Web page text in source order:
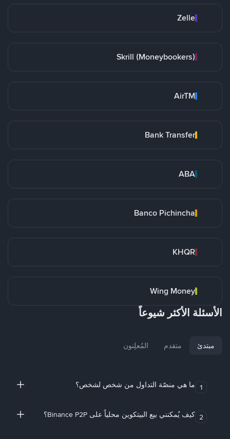
Zelle
Skrill (Moneybookers)
AirTM
Bank Transfer
ABA
Banco Pichincha
KHQR
Wing Money
الأسئلة الأكثر شيوعاً
مبتدئ متقدم المُعلِنون
1 ما هي منصّة التداول من شخص لشخص؟
2 كيف يُمكنني بيع البيتكوين محلياً على Binance P2P؟